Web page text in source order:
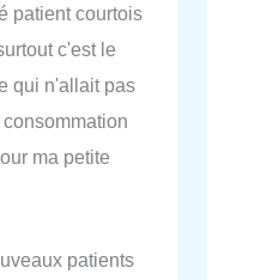
patient courtois
c'est le
qui n'allait pas
ma petite
patients